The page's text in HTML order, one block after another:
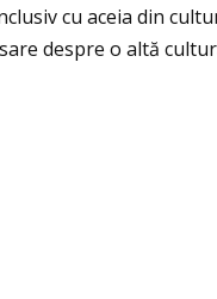
cu aceia din
despre o altă